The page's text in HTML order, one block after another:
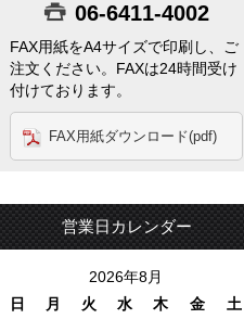
06-6411-4002
FAX用紙をA4サイズで印刷し、ご
注文ください。FAXは24時間受け
付けております。
FAX用紙ダウンロード(pdf)
営業日カレンダー
2026年8月
日
月 火 水 木 金
土